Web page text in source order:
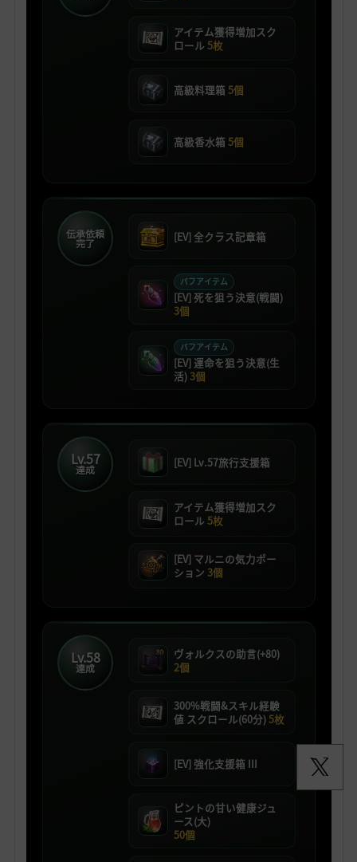
アイテム獲得増加スク
ロール 5枚
高級料理箱5個
高級香水箱5個
伝承依頼
完了 [EV] 全クラス記章箱
バフアイテム
[EV] 死を狙う決意(戦闘)
3個
バフアイテム
[EV] 運命を狙う決意(生
活)3個
Lv.57
達成
[EV] Lv.57旅行支援箱
アイテム獲得増加スク
ロール 5枚
[EV] マルニの気力ポー
ション 3個
Lv.58
達成
ヴォルクスの助言(+80)
2個
300%戦闘&スキル経験
値 スクロール(60分)5枚
[EV] 強化支援箱 III
ピントの甘い健康ジュ
ース(大)
50個